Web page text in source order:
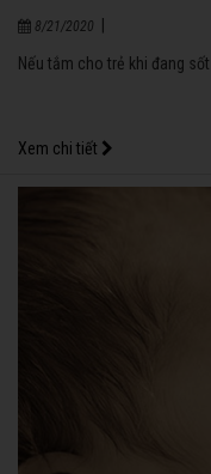
8/21/2020
Nếu tắm cho trẻ khi đang
Xem chi tiết